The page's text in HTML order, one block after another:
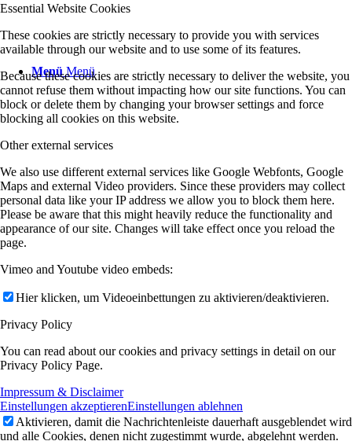
Menü Menü
Essential Website Cookies
These cookies are strictly necessary to provide you with services
available through our website and to use some of its features.
Because these cookies are strictly necessary to deliver the website, you
cannot refuse them without impacting how our site functions. You can
block or delete them by changing your browser settings and force
blocking all cookies on this website.
Other external services
We also use different external services like Google Webfonts, Google
Maps and external Video providers. Since these providers may collect
personal data like your IP address we allow you to block them here.
Please be aware that this might heavily reduce the functionality and
appearance of our site. Changes will take effect once you reload the
page.
Vimeo and Youtube video embeds:
Hier klicken, um Videoeinbettungen zu aktivieren/deaktivieren.
Privacy Policy
You can read about our cookies and privacy settings in detail on our
Privacy Policy Page.
Impressum & Disclaimer
Einstellungen akzeptierenEinstellungen ablehnen
Aktivieren, damit die Nachrichtenleiste dauerhaft ausgeblendet wird
und alle Cookies, denen nicht zugestimmt wurde, abgelehnt werden.